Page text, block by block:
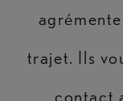
trajet. Ils
contact